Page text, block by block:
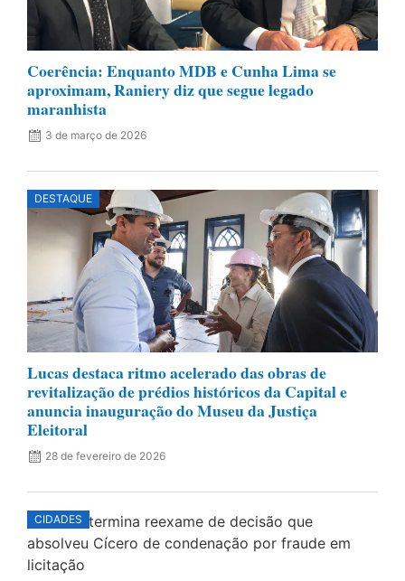
Coerência: Enquanto MDB e Cunha Lima se
aproximam, Raniery diz que segue legado
maranhista
3 de março de 2026
DESTAQUE
Lucas destaca ritmo acelerado das obras de
revitalização de prédios históricos da Capital e
anuncia inauguração do Museu da Justiça
Eleitoral
28 de fevereiro de 2026
CIDADES